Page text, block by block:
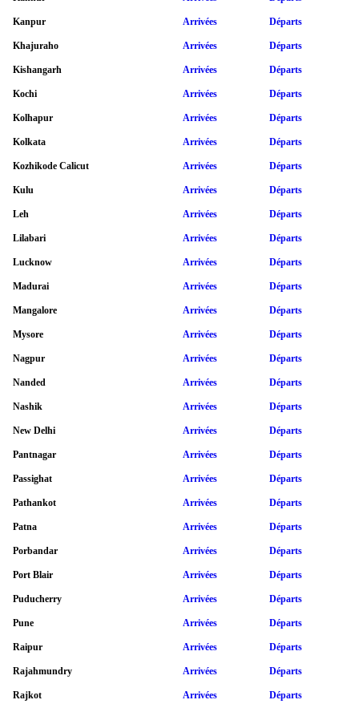
Kanpur Arrivées Départs
Khajuraho Arrivées Départs
Kishangarh Arrivées Départs
Kochi Arrivées Départs
Kolhapur Arrivées Départs
Kolkata Arrivées Départs
Kozhikode Calicut Arrivées Départs
Kulu Arrivées Départs
Leh Arrivées Départs
Lilabari Arrivées Départs
Lucknow Arrivées Départs
Madurai Arrivées Départs
Mangalore Arrivées Départs
Mysore Arrivées Départs
Nagpur Arrivées Départs
Nanded Arrivées Départs
Nashik Arrivées Départs
New Delhi Arrivées Départs
Pantnagar Arrivées Départs
Passighat Arrivées Départs
Pathankot Arrivées Départs
Patna Arrivées Départs
Porbandar Arrivées Départs
Port Blair Arrivées Départs
Puducherry Arrivées Départs
Pune Arrivées Départs
Raipur Arrivées Départs
Rajahmundry Arrivées Départs
Rajkot Arrivées Départs